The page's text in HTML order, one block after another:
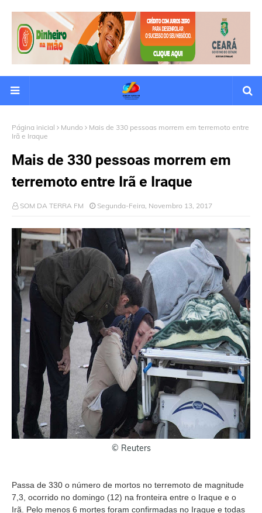
Página inicial Mundo
Mais de 330 pessoas morrem em terremoto entre
Irã e Iraque
Mais de 330 pessoas morrem em
terremoto entre Irã e Iraque
SOM DA TERRA FM Segunda-Feira, Novembro 13, 2017
© Reuters
Passa de 330 o número de mortos no terremoto de magnitude
7,3, ocorrido no domingo (12) na fronteira entre o Iraque e o
Irã. Pelo menos 6 mortes foram confirmadas no Iraque e todas